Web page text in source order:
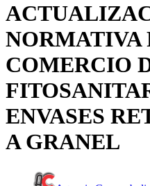
NORMATIVA
COMERCIO
ENVASES
A GRANEL